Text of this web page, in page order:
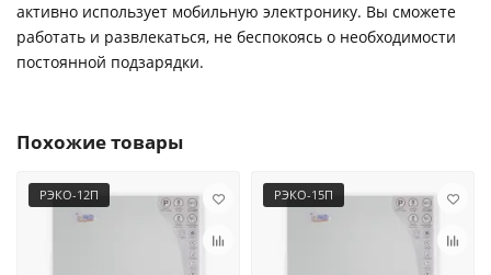
активно использует мобильную электронику. Вы сможете
работать и развлекаться, не беспокоясь о необходимости
постоянной подзарядки.
Похожие товары
РЭКО-12П РЭКО-15П